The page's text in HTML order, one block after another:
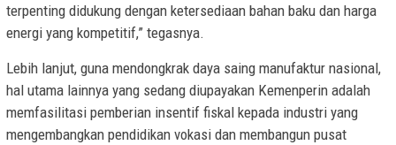
terpenting didukung dengan ketersediaan bahan baku dan harga
energi yang kompetitif,” tegasnya.
Lebih lanjut, guna mendongkrak daya saing manufaktur nasional,
hal utama lainnya yang sedang diupayakan Kemenperin adalah
memfasilitasi pemberian insentif fiskal kepada industri yang
mengembangkan pendidikan vokasi dan membangun pusat